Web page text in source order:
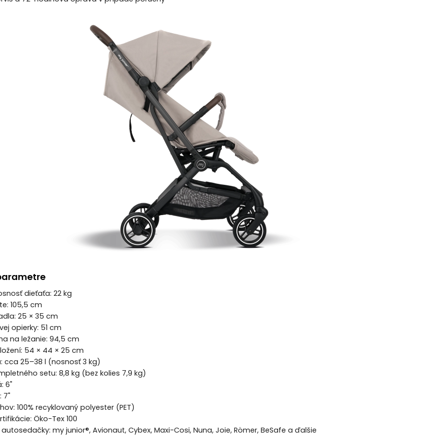
dieťaťa: 22 kg
105,5 cm
25 × 35 cm
opierky: 51 cm
na ležanie: 94,5 cm
54 × 44 × 25 cm
cca 25–38 l (nosnosť 3 kg)
setu: 8,8 kg (bez kolies 7,9 kg)
6"
7"
100% recyklovaný polyester (PET)
Öko-Tex 100
my junior®, Avionaut, Cybex, Maxi-Cosi, Nuna, Joie, Römer, BeSafe a ďalšie